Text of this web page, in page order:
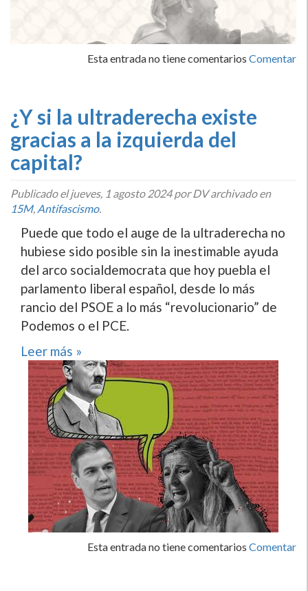
Esta entrada no tiene comentarios Comentar
¿Y si la ultraderecha existe
gracias a la izquierda del
capital?
Publicado eljueves, 1 agosto 2024por DV archivado en
15M, Antifascismo.
Puede que todo el auge de la ultraderecha no
hubiese sido posible sin la inestimable ayuda
del arco socialdemocrata que hoy puebla el
parlamento liberal español, desde lo más
rancio del PSOE a lo más “revolucionario” de
Podemos o el PCE.
Leer más »
Esta entrada no tiene comentarios Comentar